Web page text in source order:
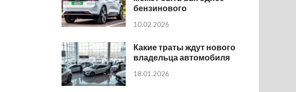
бензинового
10.02.2026
Какие траты ждут нового
владельца автомобиля
18.01.2026